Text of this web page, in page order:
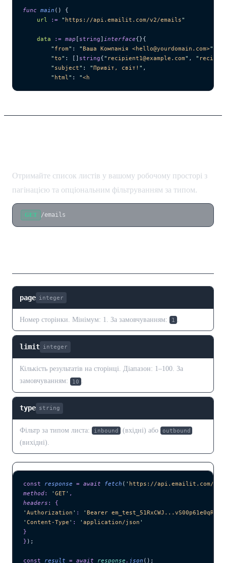
func main () {
    url
:= " https://api.emailit.com/v2/emails"
    data
:= map [ string] interface{}{
        "
from" : "Ваша Компанія <hello@yourdomain.com>"
        "
to" : [] string{" recipient1@example.com" , "
        "
subject" : "Привіт, світ! " ,
        "
html " : "<h
Отримайте список листів у вашому робочому просторі з
пагінацією та опціональним фільтруванням за типом.
GET /emails
page integer
Номер сторінки. Мінімум: 1. За замовчуванням: 1 .
limit integer
Кількість результатів на сторінці. Діапазон: 1–100. За
замовчуванням: 10 .
type string
Фільтр за типом листа: inbound (вхідні) або outbound
(вихідні).
const response = await fetch ( ' https://api.emailit.com/v2/
method: ' GET' ,
headers :
{
' Authorization ' : ' Bearer em_test_51RxCWJ...vS00p61e0qRE
' Content-Type ' : ' application/json '
}
} );
const result = await response . json ();